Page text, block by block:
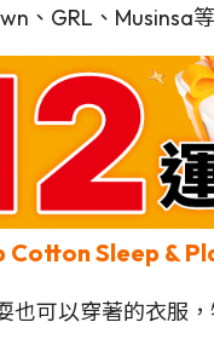
、GRL、Musinsa
Cotton Sleep &
也可以穿著的衣服